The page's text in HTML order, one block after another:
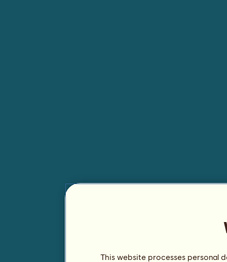
This website processes personal